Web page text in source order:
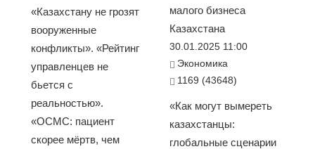
«Казахстану не грозят
вооруженные
конфликты». «Рейтинг
управленцев не
бьется с
реальностью».
«ОСМС: пациент
скорее мёртв, чем
малого бизнеса
Казахстана
30.01.2025 11:00
Экономика
1169 (43648)
«Как могут вымереть
казахстанцы:
глобальные сценарии